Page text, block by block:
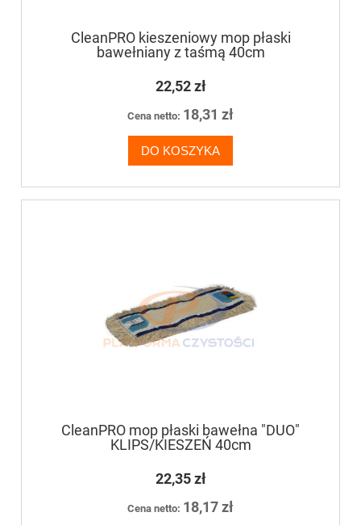
CleanPRO kieszeniowy mop płaski
bawełniany z taśmą 40cm
22,52 zł
Cena netto: 18,31 zł
DO KOSZYKA
CleanPRO mop płaski bawełna "DUO"
KLIPS/KIESZEŃ 40cm
22,35 zł
Cena netto: 18,17 zł